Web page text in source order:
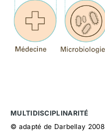
MULTIDISCIPLINARITÉ
© adapté de Darbellay 2008